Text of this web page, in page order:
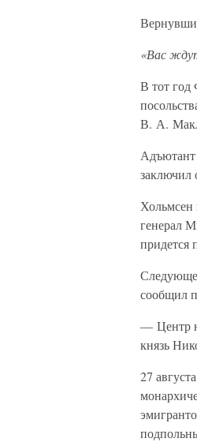
«Вас
В тот год
В. А.
заключил
Хольмсен
генерал
придется
сообщил
— Центр
князь
27